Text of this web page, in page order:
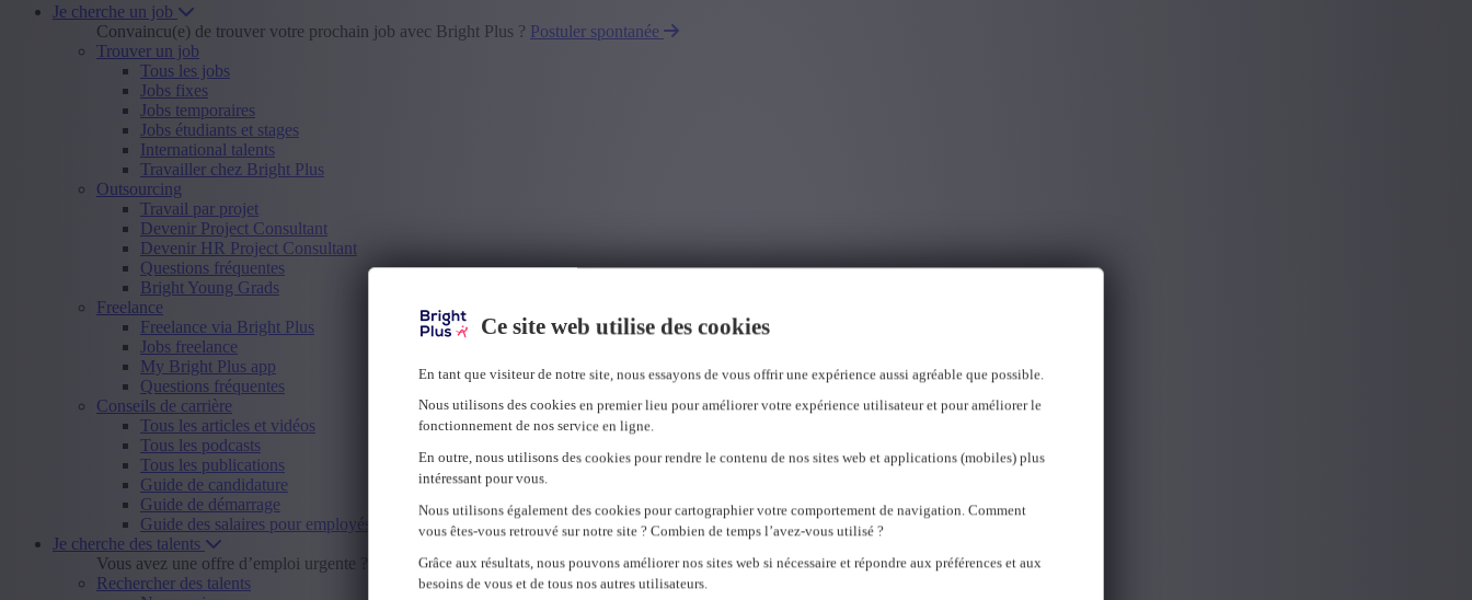
Ce site web utilise des cookies
En tant que visiteur de notre site, nous essayons de vous offrir une expérience aussi agréable que possible.
Nous utilisons des cookies en premier lieu pour améliorer votre expérience utilisateur et pour améliorer le
fonctionnement de nos service en ligne.
En outre, nous utilisons des cookies pour rendre le contenu de nos sites web et applications (mobiles) plus
intéressant pour vous.
Nous utilisons également des cookies pour cartographier votre comportement de navigation. Comment
vous êtes-vous retrouvé sur notre site ? Combien de temps l’avez-vous utilisé ?
Grâce aux résultats, nous pouvons améliorer nos sites web si nécessaire et répondre aux préférences et aux
besoins de vous et de tous nos autres utilisateurs.
Je cherche un job
Convaincu(e) de trouver votre prochain job avec Bright Plus ? Postuler spontanée
Trouver un job
Tous les jobs
Jobs fixes
Jobs temporaires
Jobs étudiants et stages
International talents
Travailler chez Bright Plus
Outsourcing
Travail par projet
Devenir Project Consultant
Devenir HR Project Consultant
Questions fréquentes
Bright Young Grads
Freelance
Freelance via Bright Plus
Jobs freelance
My Bright Plus app
Questions fréquentes
Conseils de carrière
Tous les articles et vidéos
Tous les podcasts
Tous les publications
Guide de candidature
Guide de démarrage
Guide des salaires pour employés
Je cherche des talents
Vous avez une offre d’emploi urgente ?
Envoyer offre d'emploi
Rechercher des talents